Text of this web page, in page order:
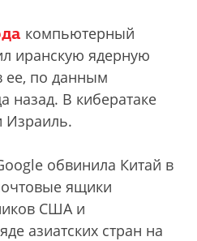
компьютерный
иранскую ядерную
ее, по данным
назад. В кибератаке
обвинила Китай в
ящики
США и
азиатских стран на